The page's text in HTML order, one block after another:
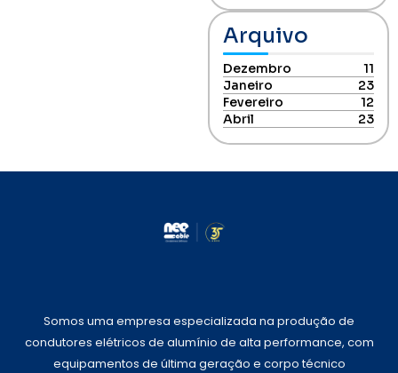
Arquivo
Dezembro
11
Janeiro
23
Fevereiro
12
Abril
23
Somos uma empresa especializada na produção de
condutores elétricos de alumínio de alta performance, com
equipamentos de última geração e corpo técnico